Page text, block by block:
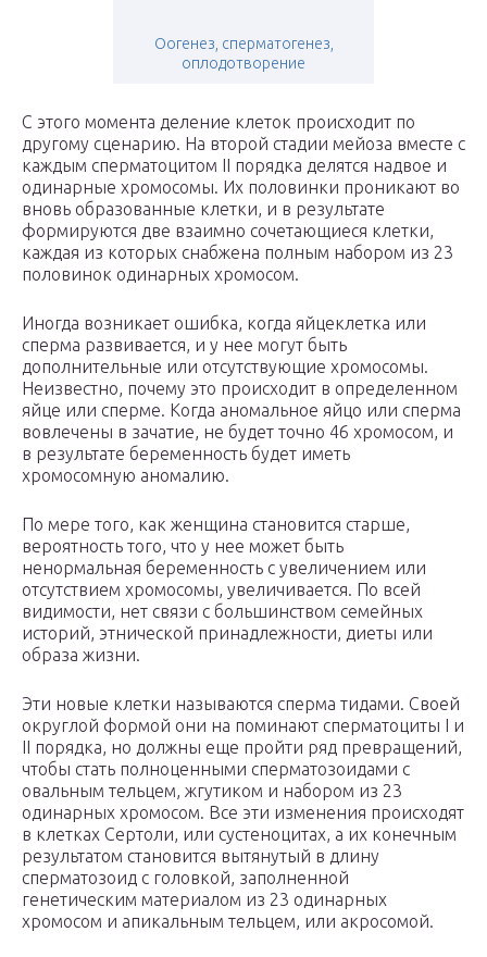
Оогенез, сперматогенез,
оплодотворение
С этого момента деление клеток происходит по
другому сценарию. На второй стадии мейоза вместе с
каждым сперматоцитом II порядка делятся надвое и
одинарные хромосомы. Их половинки проникают во
вновь образованные клетки, и в результате
формируются две взаимно сочетающиеся клетки,
каждая из которых снабжена полным набором из 23
половинок одинарных хромосом.
Иногда возникает ошибка, когда яйцеклетка или
сперма развивается, и у нее могут быть
дополнительные или отсутствующие хромосомы.
Неизвестно, почему это происходит в определенном
яйце или сперме. Когда аномальное яйцо или сперма
вовлечены в зачатие, не будет точно 46 хромосом, и
в результате беременность будет иметь
хромосомную аномалию.
По мере того, как женщина становится старше,
вероятность того, что у нее может быть
ненормальная беременность с увеличением или
отсутствием хромосомы, увеличивается. По всей
видимости, нет связи с большинством семейных
историй, этнической принадлежности, диеты или
образа жизни.
Эти новые клетки называются сперма тидами. Своей
округлой формой они на поминают сперматоциты I и
II порядка, но должны еще пройти ряд превращений,
чтобы стать полноценными сперматозоидами с
овальным тельцем, жгутиком и набором из 23
одинарных хромосом. Все эти изменения происходят
в клетках Сертоли, или сустеноцитах, а их конечным
результатом становится вытянутый в длину
сперматозоид с головкой, заполненной
генетическим материалом из 23 одинарных
хромосом и апикальным тельцем, или акросомой.